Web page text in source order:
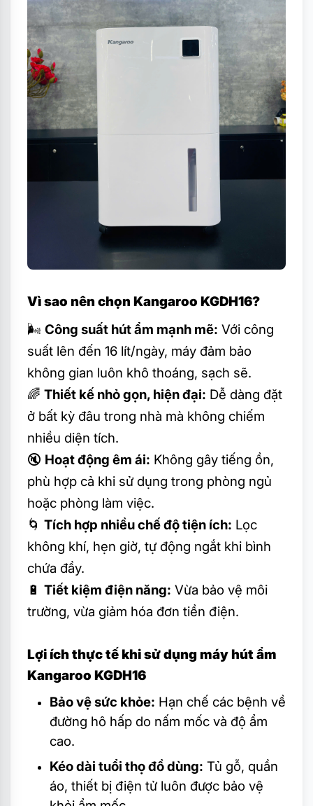
Vì sao nên chọn Kangaroo KGDH16?
🌬 Công suất hút ẩm mạnh mẽ: Với công
suất lên đến 16 lít/ngày, máy đảm bảo
không gian luôn khô thoáng, sạch sẽ.
🌈 Thiết kế nhỏ gọn, hiện đại: Dễ dàng đặt
ở bất kỳ đâu trong nhà mà không chiếm
nhiều diện tích.
🔇 Hoạt động êm ái: Không gây tiếng ồn,
phù hợp cả khi sử dụng trong phòng ngủ
hoặc phòng làm việc.
🌀 Tích hợp nhiều chế độ tiện ích: Lọc
không khí, hẹn giờ, tự động ngắt khi bình
chứa đầy.
🔋 Tiết kiệm điện năng: Vừa bảo vệ môi
trường, vừa giảm hóa đơn tiền điện.
Lợi ích thực tế khi sử dụng máy hút ẩm
Kangaroo KGDH16
Bảo vệ sức khỏe: Hạn chế các bệnh về
đường hô hấp do nấm mốc và độ ẩm
cao.
Kéo dài tuổi thọ đồ dùng: Tủ gỗ, quần
áo, thiết bị điện tử luôn được bảo vệ